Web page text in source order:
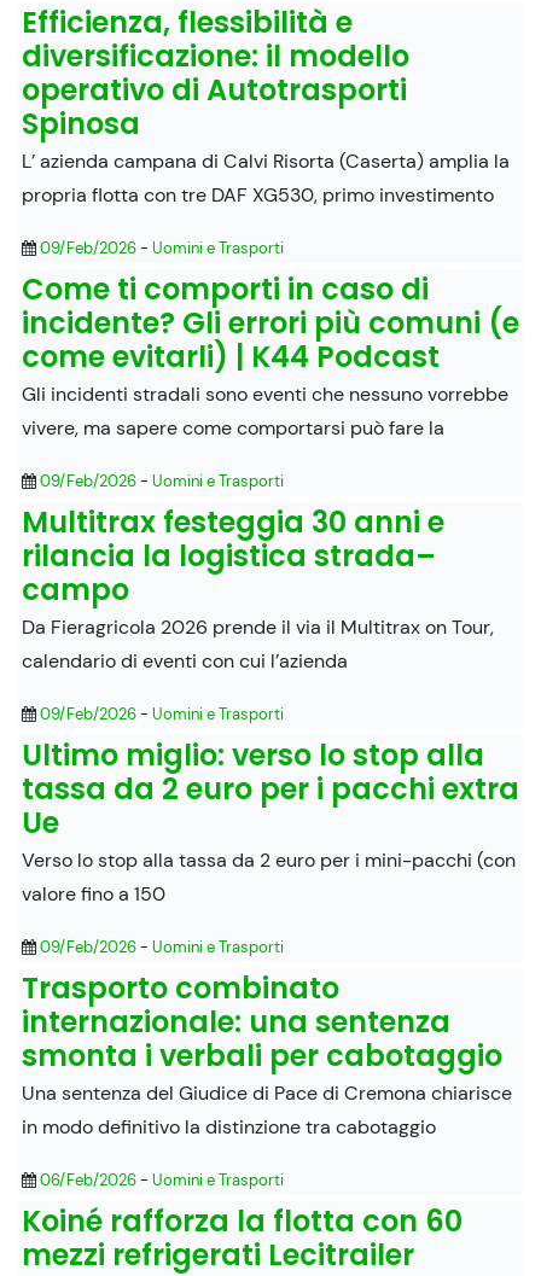
Efficienza, flessibilità e
diversificazione: il modello
operativo di Autotrasporti
Spinosa
L’ azienda campana di Calvi Risorta (Caserta) amplia la
propria flotta con tre DAF XG530, primo investimento
09/Feb/2026- Uomini e Trasporti
Come ti comporti in caso di
incidente? Gli errori più comuni (e
come evitarli) | K44 Podcast
Gli incidenti stradali sono eventi che nessuno vorrebbe
vivere, ma sapere come comportarsi può fare la
09/Feb/2026- Uomini e Trasporti
Multitrax festeggia 30 anni e
rilancia la logistica strada–
campo
Da Fieragricola 2026 prende il via il Multitrax on Tour,
calendario di eventi con cui l’azienda
09/Feb/2026- Uomini e Trasporti
Ultimo miglio: verso lo stop alla
tassa da 2 euro per i pacchi extra
Ue
Verso lo stop alla tassa da 2 euro per i mini-pacchi (con
valore fino a 150
09/Feb/2026- Uomini e Trasporti
Trasporto combinato
internazionale: una sentenza
smonta i verbali per cabotaggio
Una sentenza del Giudice di Pace di Cremona chiarisce
in modo definitivo la distinzione tra cabotaggio
06/Feb/2026- Uomini e Trasporti
Koiné rafforza la flotta con 60
mezzi refrigerati Lecitrailer